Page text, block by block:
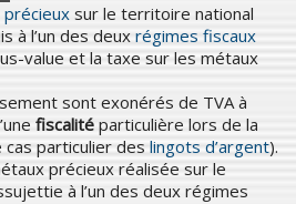
sur le territoire national
à l’un des deux régimes fiscaux
value et la taxe sur les métaux
sont exonérés de TVA à
fiscalité particulière lors de la
particulier des lingots d’argent).
précieux réalisée sur le
à l’un des deux régimes